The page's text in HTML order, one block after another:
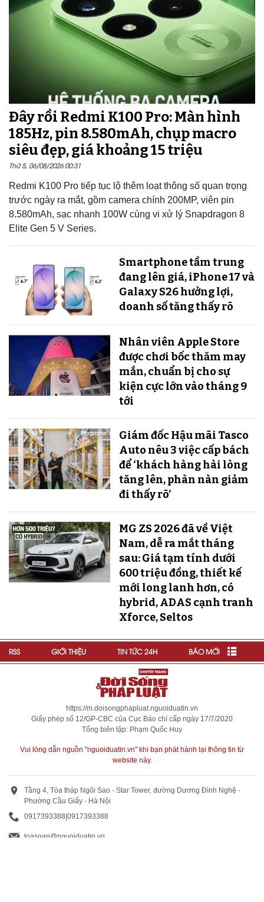
Đây rồi Redmi K100 Pro: Màn hình
185Hz, pin 8.580mAh, chụp macro
siêu đẹp, giá khoảng 15 triệu
Thứ 5, 06/08/2026 00:31
Redmi K100 Pro tiếp tục lộ thêm loạt thông số quan trọng
trước ngày ra mắt, gồm camera chính 200MP, viên pin
8.580mAh, sạc nhanh 100W cùng vi xử lý Snapdragon 8
Elite Gen 5 V Series.
Smartphone tầm trung
đang lên giá, iPhone 17 và
Galaxy S26 hưởng lợi,
doanh số tăng thấy rõ
Nhân viên Apple Store
được chơi bốc thăm may
mắn, chuẩn bị cho sự
kiện cực lớn vào tháng 9
tới
Giám đốc Hậu mãi Tasco
Auto nêu 3 việc cấp bách
để ‘khách hàng hài lòng
tăng lên, phàn nàn giảm
đi thấy rõ’
MG ZS 2026 đã về Việt
Nam, dễ ra mắt tháng
sau: Giá tạm tính dưới
600 triệu đồng, thiết kế
mới long lanh hơn, có
hybrid, ADAS cạnh tranh
Xforce, Seltos
RSS GIỚI THIỆU TIN TỨC 24H BÁO MỚI
https://m.doisongphapluat.nguoiduatin.vn
Giấy phép số 12/GP-CBC của Cục Báo chí cấp ngày 17/7/2020
Tổng biên tập: Phạm Quốc Huy
Vui lòng dẫn nguồn "nguoiduatin.vn" khi bạn phát hành lại thông tin từ
website này.
Tầng 4, Tòa tháp Ngôi Sao - Star Tower, đường Dương Đình Nghệ -
Phường Cầu Giấy - Hà Nội
0917393388 0917393388
toasoan@nguoiduatin.vn